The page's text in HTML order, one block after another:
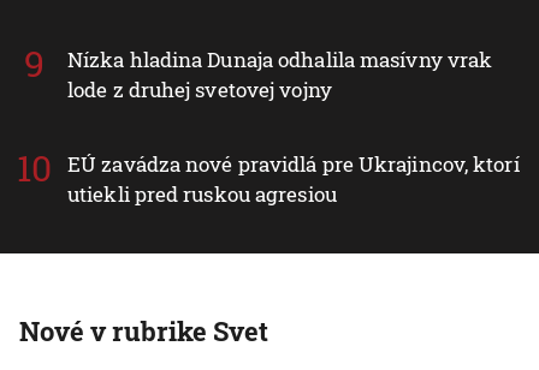
Nízka hladina Dunaja odhalila masívny vrak
lode z druhej svetovej vojny
EÚ zavádza nové pravidlá pre Ukrajincov, ktorí
utiekli pred ruskou agresiou
Nové v rubrike Svet